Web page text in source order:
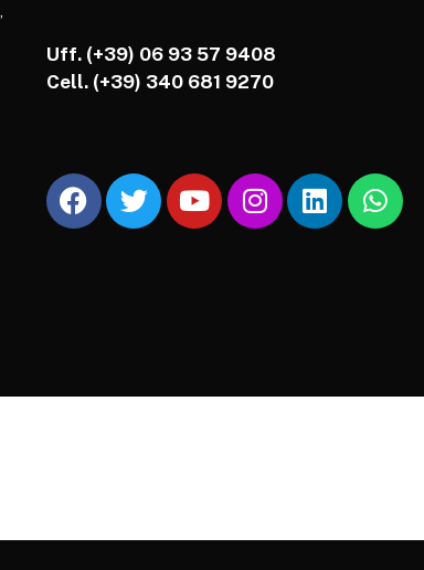
Uff. (+39) 06 93 57 9408
Cell. (+39) 340 681 9270